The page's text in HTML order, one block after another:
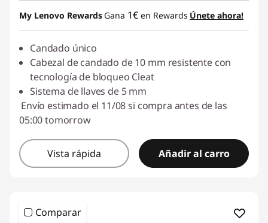
My Lenovo Rewards Gana 1€ en Rewards Únete ahora!
Candado único
Cabezal de candado de 10 mm resistente con
tecnología de bloqueo Cleat
Sistema de llaves de 5 mm
Envío estimado el 11/08 si compra antes de las
05:00 tomorrow
Vista rápida Añadir al carro
Comparar